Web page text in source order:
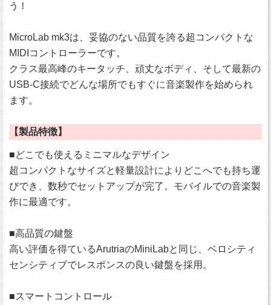
う！
MicroLab mk3は、妥協のない品質を誇る超コンパクトな
MIDIコントローラーです。
クラス最高峰のキータッチ、頑丈なボディ、そして最新の
USB-C接続でどんな場所でもすぐに音楽製作を始められ
ます。
【製品特徴】
■どこでも使えるミニマルなデザイン
超コンパクトなサイズと軽量設計によりどこへでも持ち運
びでき、数秒でセットアップが完了。モバイルでの音楽製
作に最適です。
■高品質の鍵盤
高い評価を得ているArutriaのMiniLabと同じ、ベロシティ
センシティブでレスポンスの良い鍵盤を採用。
■スマートコントロール